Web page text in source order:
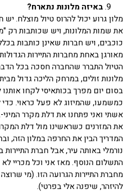
באיזה מלונות נתארח?
מלון גרוע יכול להרוס טיול מוצלח.
כוכבים, ויש חברות שאינן כותבות
מאורגן באחת מחברות התיירות
הטיול התברר שהחברה חסכה בכל
מלונות זולים, במרחק הליכה גדול
בסום יום מפרך בכותאיסי לקחו
כמשמעו, שהמיזוג לא פעל כראוי. כדי
אשתי ואני פתחנו את דלת מקרר
את המזרנים כשראשינו מול דלת
המדריך הבין את החרפה במלון הזה,
נורמלי באותה עיר, אבל חברת
התשלום הנוסף. מאז אני וכל מכריי לא
מחברת התיירות הגרועה הזו. (מי
להיזהר, שיפנה אלי בפרטי).